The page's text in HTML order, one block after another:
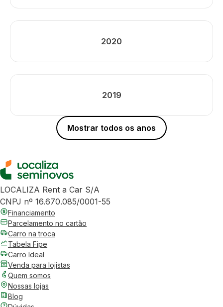
2020
2019
Mostrar todos os anos
LOCALIZA Rent a Car S/A
CNPJ nº 16.670.085/0001-55
Financiamento
Parcelamento no cartão
Carro na troca
Tabela Fipe
Carro Ideal
Venda para lojistas
Quem somos
Nossas lojas
Blog